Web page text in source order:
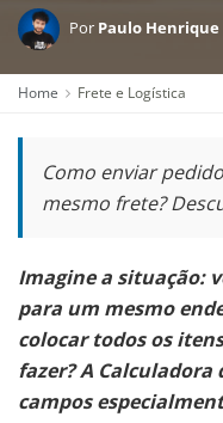
Por Paulo Henrique
Home Frete e Logística
Como enviar
mesmo frete?
Imagine a situação:
para um mesmo
colocar todos os
fazer? A Calculadora
campos